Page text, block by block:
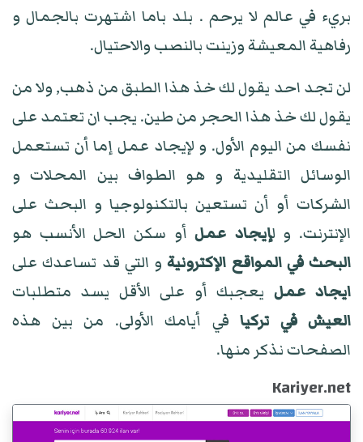
بريء في عالم لا يرحم . بلد باما اشتهرت بالجمال و
رفاهية المعيشة وزينت بالنصب والاحتيال.
لن تجد احد يقول لك خذ هذا الطبق من ذهب, ولا من
يقول لك خذ هذا الحجر من طين. يجب ان تعتمد على
نفسك من اليوم الأول. و لإيجاد عمل إما أن تستعمل
الوسائل التقليدية و هو الطواف بين المحلات و
الشركات أو أن تستعين بالتكنولوجيا و البحث على
الإنترنت. و لإيجاد عملأو سكن الحل الأنسب هو
البحث في المواقع الإكترونيةو التي قد تساعدك على
ايجاد عمل يعجبك أو على الأقل يسد متطلبات
العيش في تركيا في أيامك الأولى. من بين هذه
الصفحات نذكر منها.
Kariyer.net